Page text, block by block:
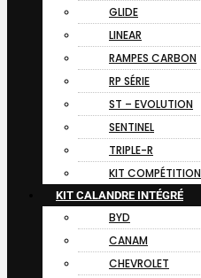
GLIDE
LINEAR
RAMPES CARBON
RP SÉRIE
ST – EVOLUTION
SENTINEL
TRIPLE-R
KIT COMPÉTITION
KIT CALANDRE INTÉGRÉ
BYD
CANAM
CHEVROLET